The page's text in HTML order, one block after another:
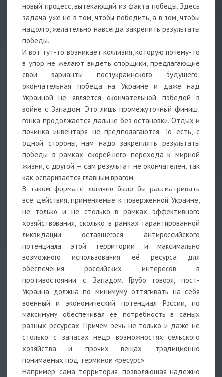
новый процесс, вытекающий из факта победы. Здесь
задача уже не в том, чтобы победить, а в том, чтобы
надолго, желательно навсегда закрепить результаты
победы.
И вот тут-то возникает коллизия, которую почему-то
в упор не желают видеть спорщики, предлагающие
свои варианты постукраинского будущего:
окончательная победа на Украине и даже над
Украиной не является окончательной победой в
войне с Западом. Это лишь промежуточный финиш:
гонка продолжается дальше без остановки. Отдых и
починка инвентаря не предполагаются. То есть, с
одной стороны, нам надо закреплять результаты
победы в рамках скорейшего перехода к мирной
жизни, с другой — сам результат не окончателен, так
как оспаривается главным врагом.
В таком формате логично было бы рассматривать
все действия, применяемые к поверженной Украине,
не только и не столько в рамках эффективного
хозяйствования, сколько в рамках гарантированной
ликвидации оставшегося антироссийского
потенциала этой территории и максимально
возможного использования её ресурса для
обеспечения российских интересов в
противостоянии с Западом. Грубо говоря, пост-
Украина должна по минимуму оттягивать на себя
военный и экономический потенциал России, по
максимуму обеспечивая её потребность в самых
разных ресурсах. Причём речь не только и даже не
столько о запасах недр, возможностях сельского
хозяйства и прочих вещах, традиционно
понимаемых под термином «ресурс».
Например, сама территория, позволяющая надёжно